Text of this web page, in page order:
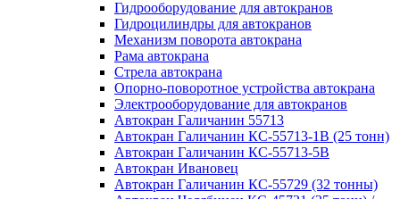
Гидрооборудование для автокранов
Гидроцилиндры для автокранов
Механизм поворота автокрана
Рама автокрана
Стрела автокрана
Опорно-поворотное устройства автокрана
Электрооборудование для автокранов
Автокран Галичанин 55713
Автокран Галичанин КС-55713-1В (25 тонн)
Автокран Галичанин КС-55713-5В
Автокран Ивановец
Автокран Галичанин КС-55729 (32 тонны)